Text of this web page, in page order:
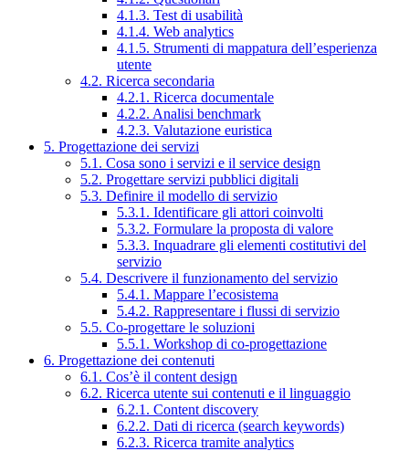
4.1.3. Test di usabilità
4.1.4. Web analytics
4.1.5. Strumenti di mappatura dell’esperienza
utente
4.2. Ricerca secondaria
4.2.1. Ricerca documentale
4.2.2. Analisi benchmark
4.2.3. Valutazione euristica
5. Progettazione dei servizi
5.1. Cosa sono i servizi e il service design
5.2. Progettare servizi pubblici digitali
5.3. Definire il modello di servizio
5.3.1. Identificare gli attori coinvolti
5.3.2. Formulare la proposta di valore
5.3.3. Inquadrare gli elementi costitutivi del
servizio
5.4. Descrivere il funzionamento del servizio
5.4.1. Mappare l’ecosistema
5.4.2. Rappresentare i flussi di servizio
5.5. Co-progettare le soluzioni
5.5.1. Workshop di co-progettazione
6. Progettazione dei contenuti
6.1. Cos’è il content design
6.2. Ricerca utente sui contenuti e il linguaggio
6.2.1. Content discovery
6.2.2. Dati di ricerca (search keywords)
6.2.3. Ricerca tramite analytics